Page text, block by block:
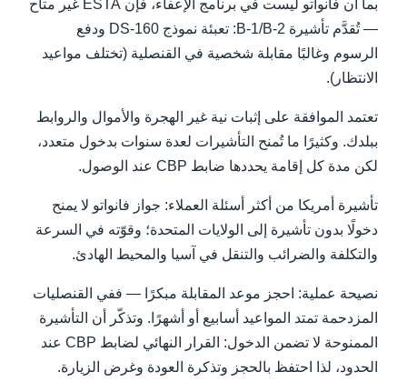
بما أن فانواتو ليست في برنامج الإعفاء، فإن ESTA غير متاح
— تُقدَّم تأشيرة B-1/B-2: تعبئة نموذج DS-160 ودفع
الرسوم وغالبًا مقابلة شخصية في القنصلية (تختلف مواعيد
الانتظار).
تعتمد الموافقة على إثبات نية غير الهجرة والأموال والروابط
ببلدك. وكثيرًا ما تُمنح التأشيرات لعدة سنوات بدخول متعدد،
لكن مدة كل إقامة يحددها ضابط CBP عند الوصول.
تأشيرة أمريكا من أكثر أسئلة العملاء: جواز فانواتو لا يمنح
دخولًا بدون تأشيرة إلى الولايات المتحدة؛ وقوّته في السرعة
والتكلفة والضرائب والتنقل في آسيا والمحيط الهادئ.
نصيحة عملية: احجز موعد المقابلة مبكرًا — ففي القنصليات
المزدحمة تمتد المواعيد أسابيع أو أشهرًا. وتذكّر أن التأشيرة
الممنوحة لا تضمن الدخول: القرار النهائي لضابط CBP عند
الحدود، لذا احتفظ بالحجز وتذكرة العودة وغرض الزيارة.